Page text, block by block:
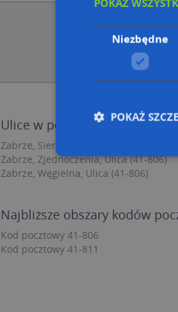
Ulice w pobliżu
Zabrze, Sierakowskiego Józefa, Ulica
Zabrze, Zjednoczenia, Ulica (41-806)
Zabrze, Węgielna, Ulica (41-806)
Najbliższe obszary kodów
Kod pocztowy 41-806
Kod pocztowy 41-811
Niezbędne
POKAŻ
Niezbędne pliki
zarządzanie